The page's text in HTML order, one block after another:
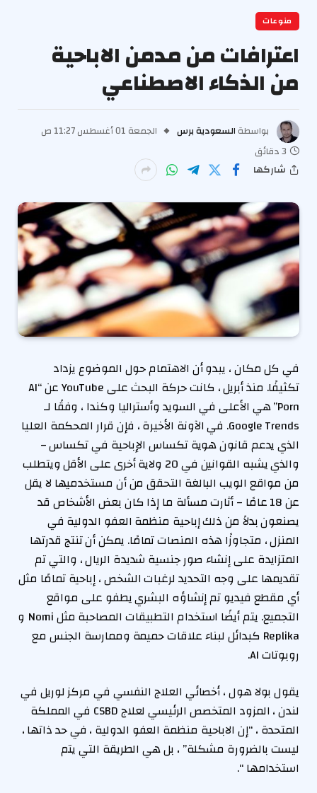
منوعات
اعترافات من مدمن الاباحية
من الذكاء الاصطناعي
بواسطة السعودية برس
الجمعة 01 أغسطس 11:27 ص
3 دقائق
شاركها
في كل مكان ، يبدو أن الاهتمام حول الموضوع يزداد
تكثيفًا. منذ أبريل ، كانت حركة البحث على YouTube عن “AI
Porn” هي الأعلى في السويد وأستراليا وكندا ، وفقًا لـ
Google Trends. في الآونة الأخيرة ، فإن قرار المحكمة العليا
الذي يدعم قانون هوية تكساس الإباحية في تكساس –
والذي يشبه القوانين في 20 ولاية أخرى على الأقل ويتطلب
من مواقع الويب البالغة التحقق من أن مستخدميها لا يقل
عن 18 عامًا – أثارت مسألة ما إذا كان بعض الأشخاص قد
يصنعون بدلاً من ذلك إباحية منظمة العفو الدولية في
المنزل ، متجاوزًا هذه المنصات تمامًا. يمكن أن تنتج قدرتها
المتزايدة على إنشاء صور جنسية شديدة الريال ، والتي تم
تقديمها على وجه التحديد لرغبات الشخص ، إباحية تمامًا مثل
أي مقطع فيديو تم إنشاؤه البشري يطفو على مواقع
التجميع. يتم أيضًا استخدام التطبيقات المصاحبة مثل Nomi و
Replika كبدائل لبناء علاقات حميمة وممارسة الجنس مع
روبوتات AI.
يقول بولا هول ، أخصائي العلاج النفسي في مركز لوريل في
لندن ، المزود المتخصص الرئيسي لعلاج CSBD في المملكة
المتحدة ، “إن الاباحية منظمة العفو الدولية ، في حد ذاتها ،
ليست بالضرورة مشكلة” ، بل هي الطريقة التي يتم
استخدامها “.